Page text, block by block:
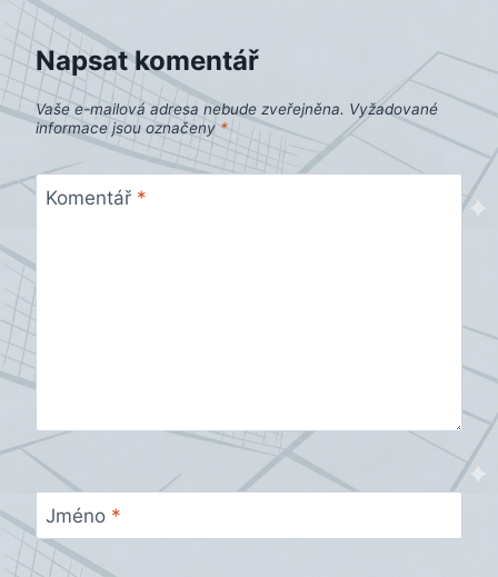
příspěvek
Napsat komentář
Vaše e-mailová adresa nebude zveřejněna. Vyžadované
informace jsou označeny*
Komentář *
Jméno *